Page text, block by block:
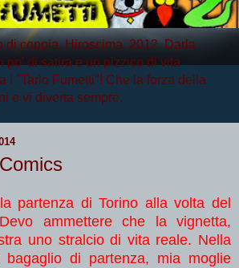
di coppia, Hiroscima, 2012, Darla
po' di satira e un pizzico di vita
i "Tarlo Fumetti"! Che la forza della
e vi diverta sempre.
partenza di Torino alla volta del
ammettere che la vignetta,
uno stralcio di vita reale. Nella
bagaglio di partenza, mia moglie